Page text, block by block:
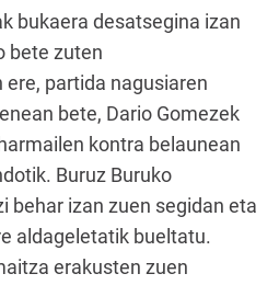
bukaera desatsegina izan
bete zuten
partida nagusiaren
bete, Dario Gomezek
kontra belaunean
Buruz Buruko
behar izan zuen segidan eta
aldageletatik bueltatu.
erakusten zuen